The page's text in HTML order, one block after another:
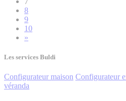
8
9
10
»
Les services Buldi
Configurateur maison Configurateur
véranda